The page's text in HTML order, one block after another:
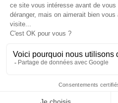
VOTRE COMPTE
INFORMATIONS
Copyright © 2025